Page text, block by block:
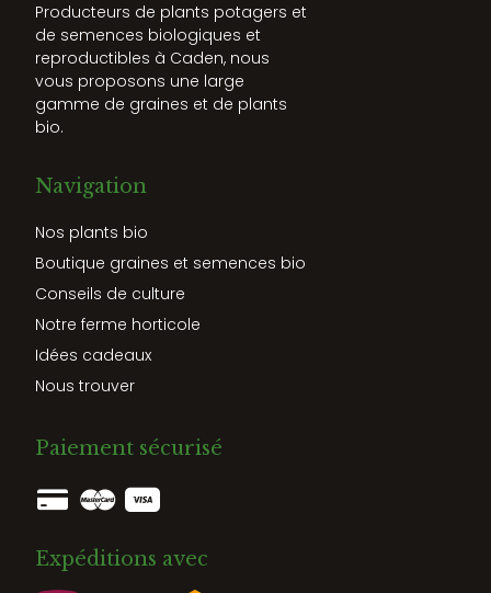
Producteurs de plants potagers et
de semences biologiques et
reproductibles à Caden, nous
vous proposons une large
gamme de graines et de plants
bio.
Navigation
Nos plants bio
Boutique graines et semences bio
Conseils de culture
Notre ferme horticole
Idées cadeaux
Nous trouver
Paiement sécurisé
Expéditions avec